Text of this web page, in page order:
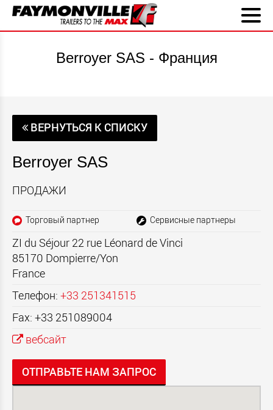
Berroyer SAS - Франция
ВЕРНУТЬСЯ К СПИСКУ
Berroyer SAS
ПРОДАЖИ
Торговый партнер Сервисные партнеры
ZI du Séjour 22 rue Léonard de Vinci
85170 Dompierre/Yon
France
Телефон: +33 251341515
Fax: +33 251089004
вебсайт
ОТПРАВЬТЕ НАМ ЗАПРОС